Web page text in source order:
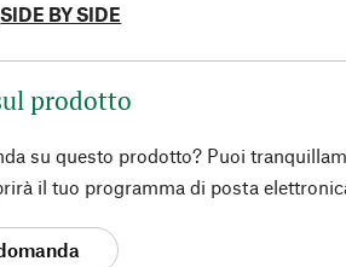
SIDE BY SIDE
prodotto
su questo prodotto? Puoi
il tuo programma di posta